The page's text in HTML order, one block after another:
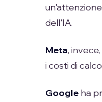
dell'IA.
Meta,
i costi di
Google ha